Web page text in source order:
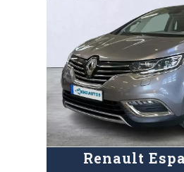
Renault